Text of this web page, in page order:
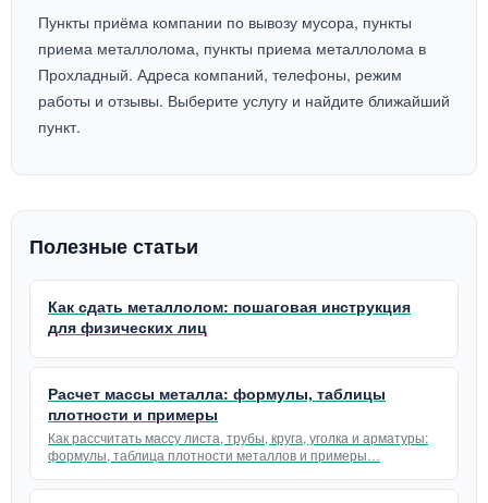
Пункты приёма компании по вывозу мусора, пункты
приема металлолома, пункты приема металлолома в
Прохладный. Адреса компаний, телефоны, режим
работы и отзывы. Выберите услугу и найдите ближайший
пункт.
Полезные статьи
Как сдать металлолом: пошаговая инструкция
для физических лиц
Расчет массы металла: формулы, таблицы
плотности и примеры
Как рассчитать массу листа, трубы, круга, уголка и арматуры:
формулы, таблица плотности металлов и примеры…